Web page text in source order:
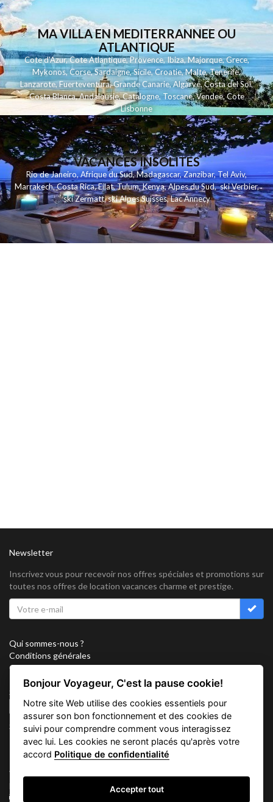
MA VILLA EN MEDITERRANNEE OU
ATLANTIQUE
Cote d'Azur,Cote Atlantique,Provence,Ibiza,Majorque,Grece,
Mykonos,Corse,Sardaigne,Sicile,Croatie,Malte,Tenerife,
Lanzarote,Fuerteventura,Grande Canarie,Algarve,Costa del Sol,
Costa Blanca,Andalousie,Catalogne,Toscane,Vendee,Cote
Lisbonne
VACANCES INSOLITES
Rio de Janeiro,Afrique du Sud,Madagascar,Zanzibar,Tel Aviv,
Marrakech,Costa Rica,Eilat,Tulum,Kenya,Alpes du Sud,ski Verbier,
ski Zermatt,ski Alpes Suisses,Lac Annecy
Newsletter
Inscrivez vous pour recevoir nos offres spéciales et promotions sur
toutes nos offres de location vacances charme et prestige.
Qui sommes-nous ?
Conditions générales
Confidentialité
Partenariat
Sitemap
Cookies
Suivez nous sur
Vacation Key Corp. 2905 Point East Drive #L-215. Aventura.
FLORIDA 33160.
Bonjour Voyageur, C'est la pause cookie!
Notre site Web utilise des cookies essentiels pour
assurer son bon fonctionnement et des cookies de
suivi pour comprendre comment vous interagissez
avec lui. Les cookies ne seront placés qu'après votre
accord Politique de confidentialité
Accepter tout